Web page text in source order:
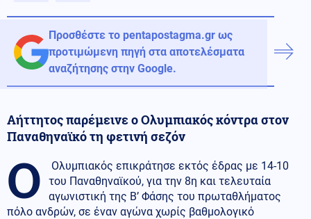
Προσθέστε το pentapostagma.gr ως
προτιμώμενη πηγή στα αποτελέσματα
αναζήτησης στην Google.
Αήττητος παρέμεινε ο Ολυμπιακός κόντρα στον
Παναθηναϊκό τη φετινή σεζόν
Ο
Ολυμπιακός επικράτησε εκτός έδρας με 14-10
του Παναθηναϊκού, για την 8η και τελευταία
αγωνιστική της Β’ Φάσης του πρωταθλήματος
πόλο ανδρών, σε έναν αγώνα χωρίς βαθμολογικό